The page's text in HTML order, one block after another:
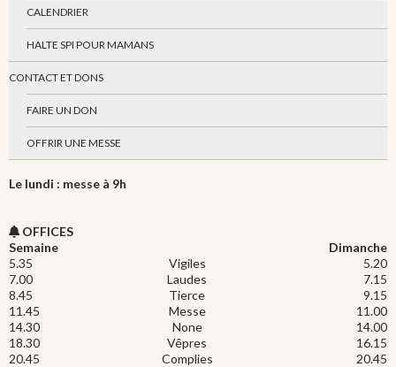
CALENDRIER
HALTE SPI POUR MAMANS
CONTACT ET DONS
FAIRE UN DON
OFFRIR UNE MESSE
Le lundi : messe à 9h
OFFICES
Semaine
Dimanche
5.35
Vigiles
5.20
7.00
Laudes
7.15
8.45
Tierce
9.15
11.45
Messe
11.00
14.30
None
14.00
18.30
Vêpres
16.15
20.45
Complies 20.45